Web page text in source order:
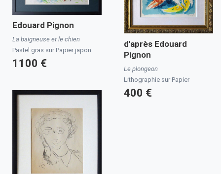
Edouard Pignon
La baigneuse et le chien
Pastel gras sur Papier japon
1100 €
d'après Edouard
Pignon
Le plongeon
Lithographie sur Papier
400 €